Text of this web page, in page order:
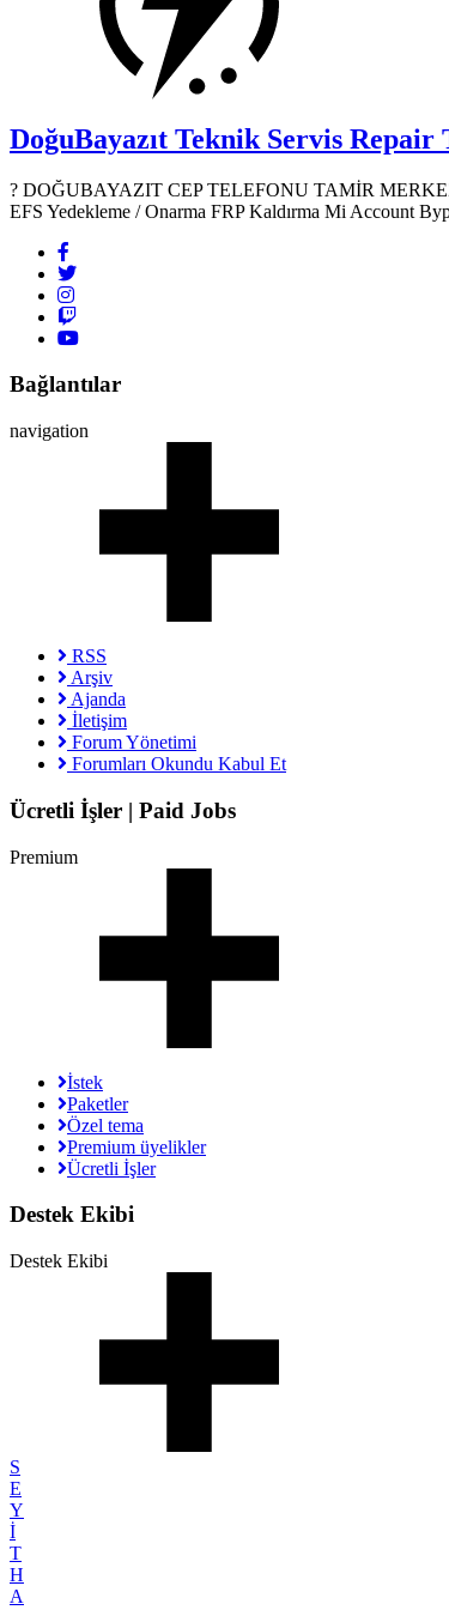
DoğuBayazıt Teknik Servis Repair
? DOĞUBAYAZIT CEP TELEFONU TAMİR MERKEZİ
EFS Yedekleme / Onarma FRP Kaldırma Mi Account
Bağlantılar
navigation
RSS
Arşiv
Ajanda
İletişim
Forum Yönetimi
Forumları Okundu Kabul Et
Ücretli İşler | Paid Jobs
Premium
İstek
Paketler
Özel tema
Premium üyelikler
Ücretli İşler
Destek Ekibi
Destek Ekibi
S
E
Y
İ
T
H
A